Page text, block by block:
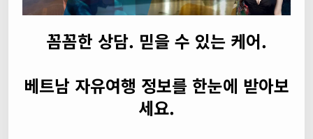
꼼꼼한 상담. 믿을 수 있는 케어.
베트남 자유여행 정보를 한눈에 받아보
세요.